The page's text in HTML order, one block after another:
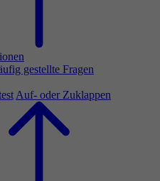
gestellte Fragen
Auf- oder Zuklappen